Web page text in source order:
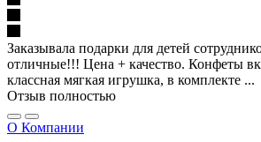
Заказывала подарки для детей
отличные!!! Цена + качество. Конфеты
классная мягкая игрушка, в комплекте ...
Отзыв полностью
О Компании